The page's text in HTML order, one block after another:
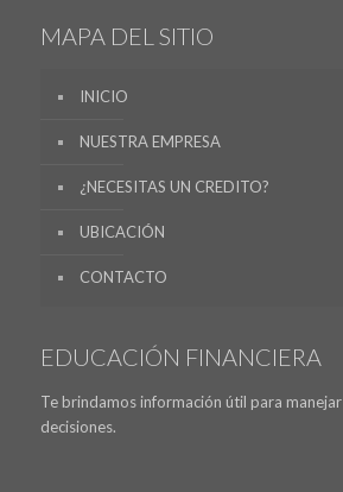
MAPA DEL SITIO
INICIO
NUESTRA EMPRESA
¿NECESITAS UN CREDITO?
UBICACIÓN
CONTACTO
EDUCACIÓN FINANCIERA
Te brindamos información útil para
decisiones.